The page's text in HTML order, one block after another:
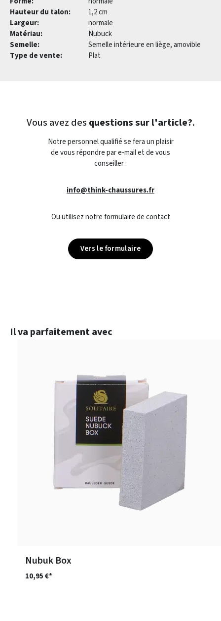
Hauteur du talon:
1,2 cm
Largeur:
normale
Matériau:
Nubuck
Semelle:
Semelle intérieure en liège, amovible
Type de vente:
Plat
Vous avez des questions sur l'article?.
Notre personnel qualifié se fera un plaisir
de vous répondre par e-mail et de vous
conseiller :
info@think-chaussures.fr
Ou utilisez notre formulaire de contact
Vers le formulaire
Ignorer la galerie de produits
Il va parfaitement avec
Nubuk Box
10,95 €*